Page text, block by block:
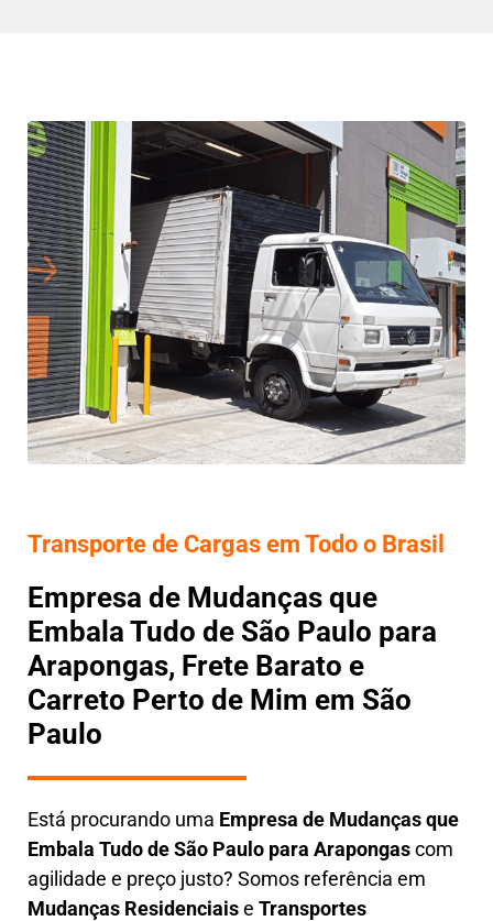
Transporte de Cargas em Todo o Brasil
Empresa de Mudanças que
Embala Tudo de São Paulo para
Arapongas, Frete Barato e
Carreto Perto de Mim em São
Paulo
Está procurando uma Empresa de Mudanças que
Embala Tudode São Paulo para Arapongascom
agilidade e preço justo? Somos referência em
Mudanças Residenciaise Transportes